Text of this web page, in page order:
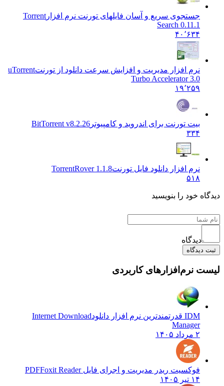
جستجوی سریع و آسان فایلهای تورنت نرم افزارTorrent
Search 0.11.1
۴۰٬۶۳۴
نرم افزار مدیریت و افزایش سرعت دانلود از تورنت uTorrent
Turbo Accelerator 3.0
۱۹٬۲۵۹
بیت تورنت برای اندروید و کامپیوترBitTorrent v8.2.26
۳۳۴
نرم افزار دانلود فایل تورنت TorrentRover 1.1.8
۵۱۸
خود را بنویسید
دیدگاه
دیدگاه
نرم‌افزارهای کاربردی
IDM قدرتمندترین نرم افزار دانلود
Internet Download
Manager
فوکسیت ریدر مدیریت و اجرای فایل PDFFoxit Reader